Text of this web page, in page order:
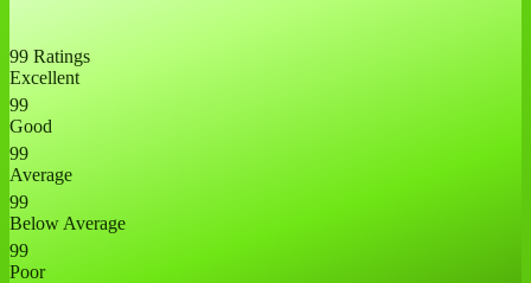
99 Ratings
Excellent
99
Good
99
Average
99
Below Average
99
Poor